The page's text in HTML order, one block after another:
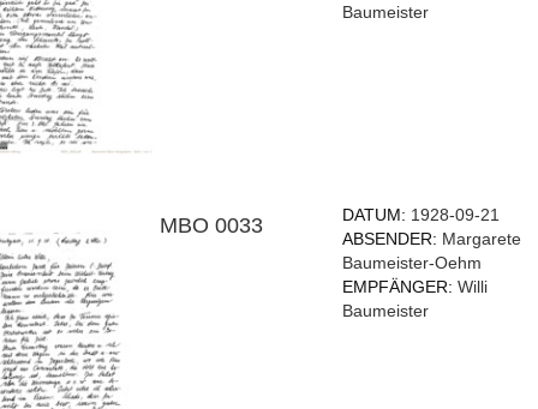
Baumeister
MBO 0033 DATUM: 1928-09-21
ABSENDER: Margarete
Baumeister-Oehm
EMPFÄNGER:Willi
Baumeister